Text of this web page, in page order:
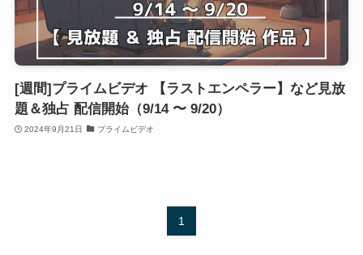
[週間]プライムビデオ 【ラストエンペラー】など見放
題＆独占 配信開始（9/14 〜 9/20）
2024年9月21日 プライムビデオ
1